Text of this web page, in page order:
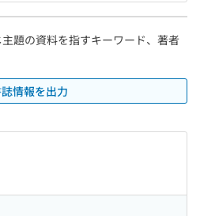
題の資料を指すキーワード、著者
情報を出力